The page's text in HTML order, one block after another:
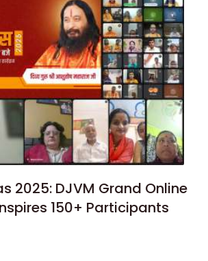
2025: DJVM Grand Online
150+ Participants